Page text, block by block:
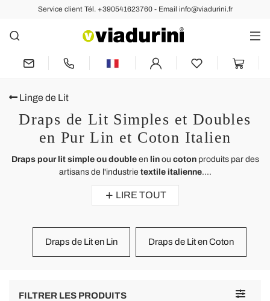
Service client Tél. +390541623760 - Email info@viadurini.fr
Linge de Lit
Draps de Lit Simples et Doubles
en Pur Lin et Coton Italien
Draps pour lit simple ou doubleen linou cotonproduits par des
artisans de l'industrie textile italienne....
LIRE TOUT
Draps de Lit en Lin Draps de Lit en Coton
Toggle
FILTRER LES PRODUITS